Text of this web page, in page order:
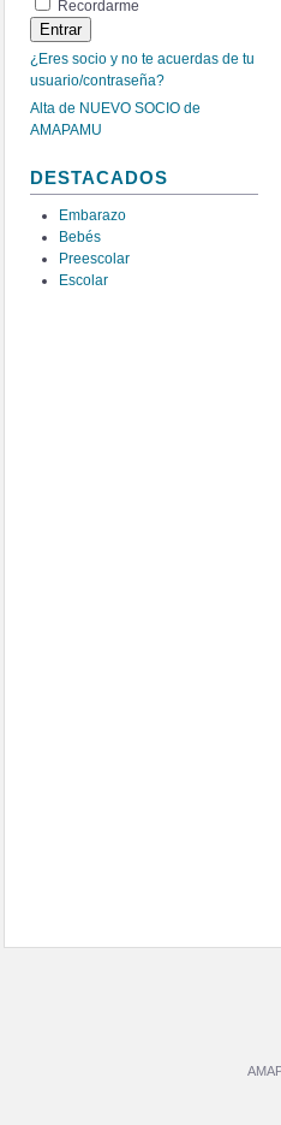
Recordarme
¿Eres socio y no te acuerdas de tu
usuario/contraseña?
Alta de NUEVO SOCIO de
AMAPAMU
DESTACADOS
Embarazo
Bebés
Preescolar
Escolar